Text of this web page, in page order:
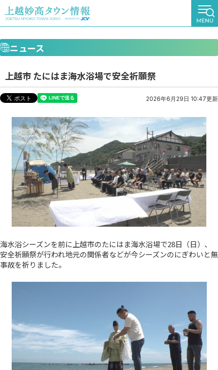
ニュース
上越市 たにはま海水浴場で安全祈願祭
2026年6月29日 10:47更新
海水浴シーズンを前に上越市のたにはま海水浴場で28日（日）、
安全祈願祭が行われ地元の関係者などが今シーズンのにぎわいと無
事故を祈りました。